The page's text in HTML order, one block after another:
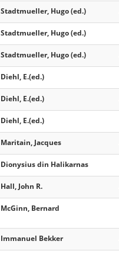
Stadtmueller, Hugo (ed.)
Stadtmueller, Hugo (ed.)
Stadtmueller, Hugo (ed.)
Diehl, E.(ed.)
Diehl, E.(ed.)
Diehl, E.(ed.)
Maritain, Jacques
Dionysius din Halikarnas
Hall, John R.
McGinn, Bernard
Immanuel Bekker